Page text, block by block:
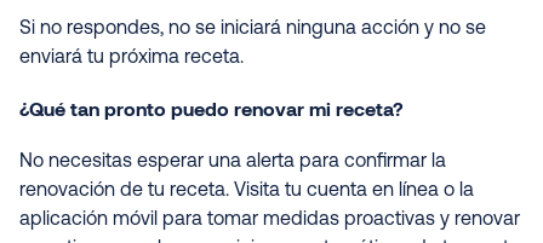
Si no respondes, no se iniciará ninguna acción y no se
enviará tu próxima receta.
¿Qué tan pronto puedo renovar mi receta?
No necesitas esperar una alerta para confirmar la
renovación de tu receta. Visita tu cuenta en línea o la
aplicación móvil para tomar medidas proactivas y renovar